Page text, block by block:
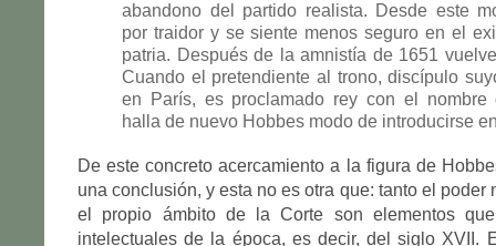
abandono del partido realista. Desde este
por traidor y se siente menos seguro en el
patria. Después de la amnistía de 1651
Cuando el pretendiente al trono, discípulo
en París, es proclamado rey con el nombre
halla de nuevo Hobbes modo de introducirse
De este concreto acercamiento a la figura de
una conclusión, y esta no es otra que: tanto el poder
el propio ámbito de la Corte son elementos
intelectuales de la época, es decir, del siglo XVII.